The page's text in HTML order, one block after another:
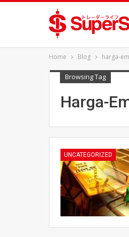
Home Blog harga-
Browsing Tag
Harga-
UNCATEGORIZED